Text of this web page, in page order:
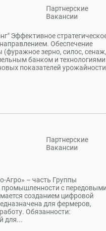
Партнерские
Вакансии
Эффективное
Обеспечение
зерно, силос, сенаж,
банком и технологиями
показателей
Партнерские
Вакансии
– часть Группы
промышленности с передовыми
созданием цифровой
для фермеров,
Обязанности:
для...